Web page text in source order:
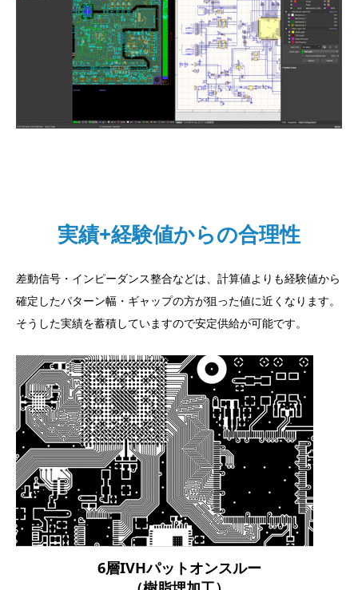
実績+経験値からの合理性
差動信号・インピーダンス整合などは、計算値よりも経験値から
確定したパターン幅・ギャップの方が狙った値に近くなります。
そうした実績を蓄積していますので安定供給が可能です。
6層IVHパットオンスルー